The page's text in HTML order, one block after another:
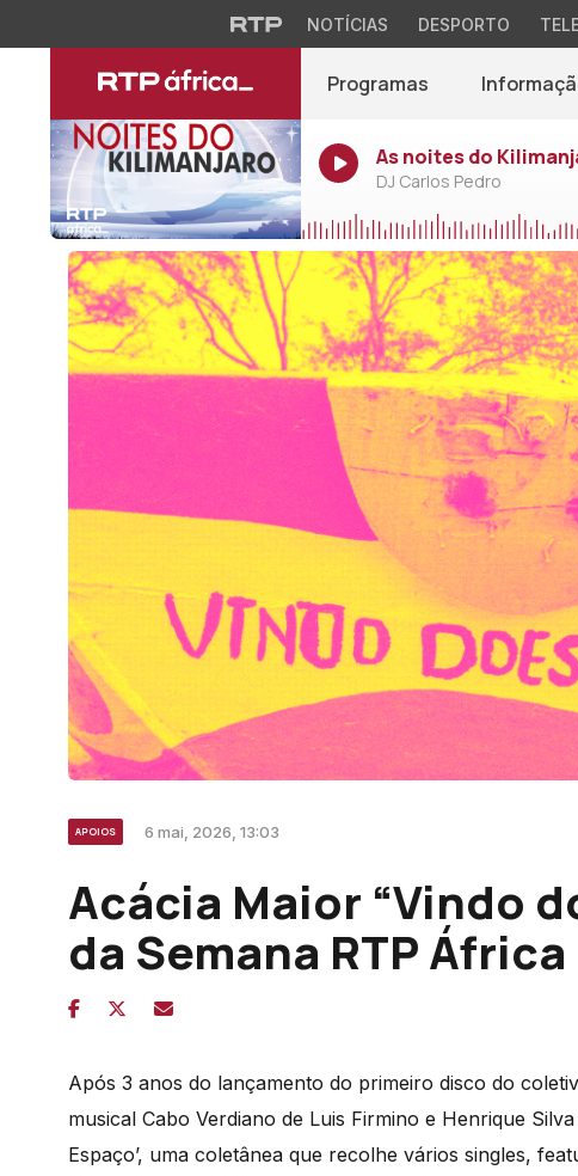
NOTÍCIAS DESPORTO
Programas
As noites do
DJ Carlos Pedro
APOIOS 6 mai, 2026, 13:03
Acácia Maior “Vindo
da Semana RTP África
Após 3 anos do lançamento do primeiro disco do
musical Cabo Verdiano de Luis Firmino e Henrique
Espaço’, uma coletânea que recolhe vários singles,